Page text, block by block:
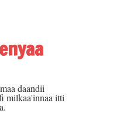
daandii
milkaa'innaa itti